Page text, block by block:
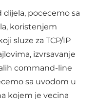
pocecemo sa
koristenjem
sluze za TCP/IP
izvrsavanje
command-line
sa uvodom u
kojem je vecina